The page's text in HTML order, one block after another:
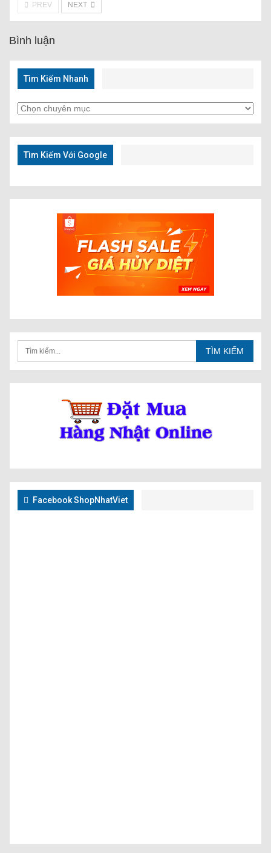
PREV NEXT
Bình luận
Tìm Kiếm Nhanh
Tìm
Kiếm
Nhanh
Tìm Kiếm Với Google
Facebook ShopNhatViet